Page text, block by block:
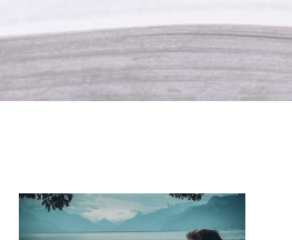
Áreas de
Contato